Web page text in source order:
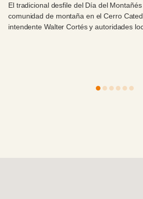
Desde las primeras horas de este
municipales se encuentran
Bariloche con tareas preventivas